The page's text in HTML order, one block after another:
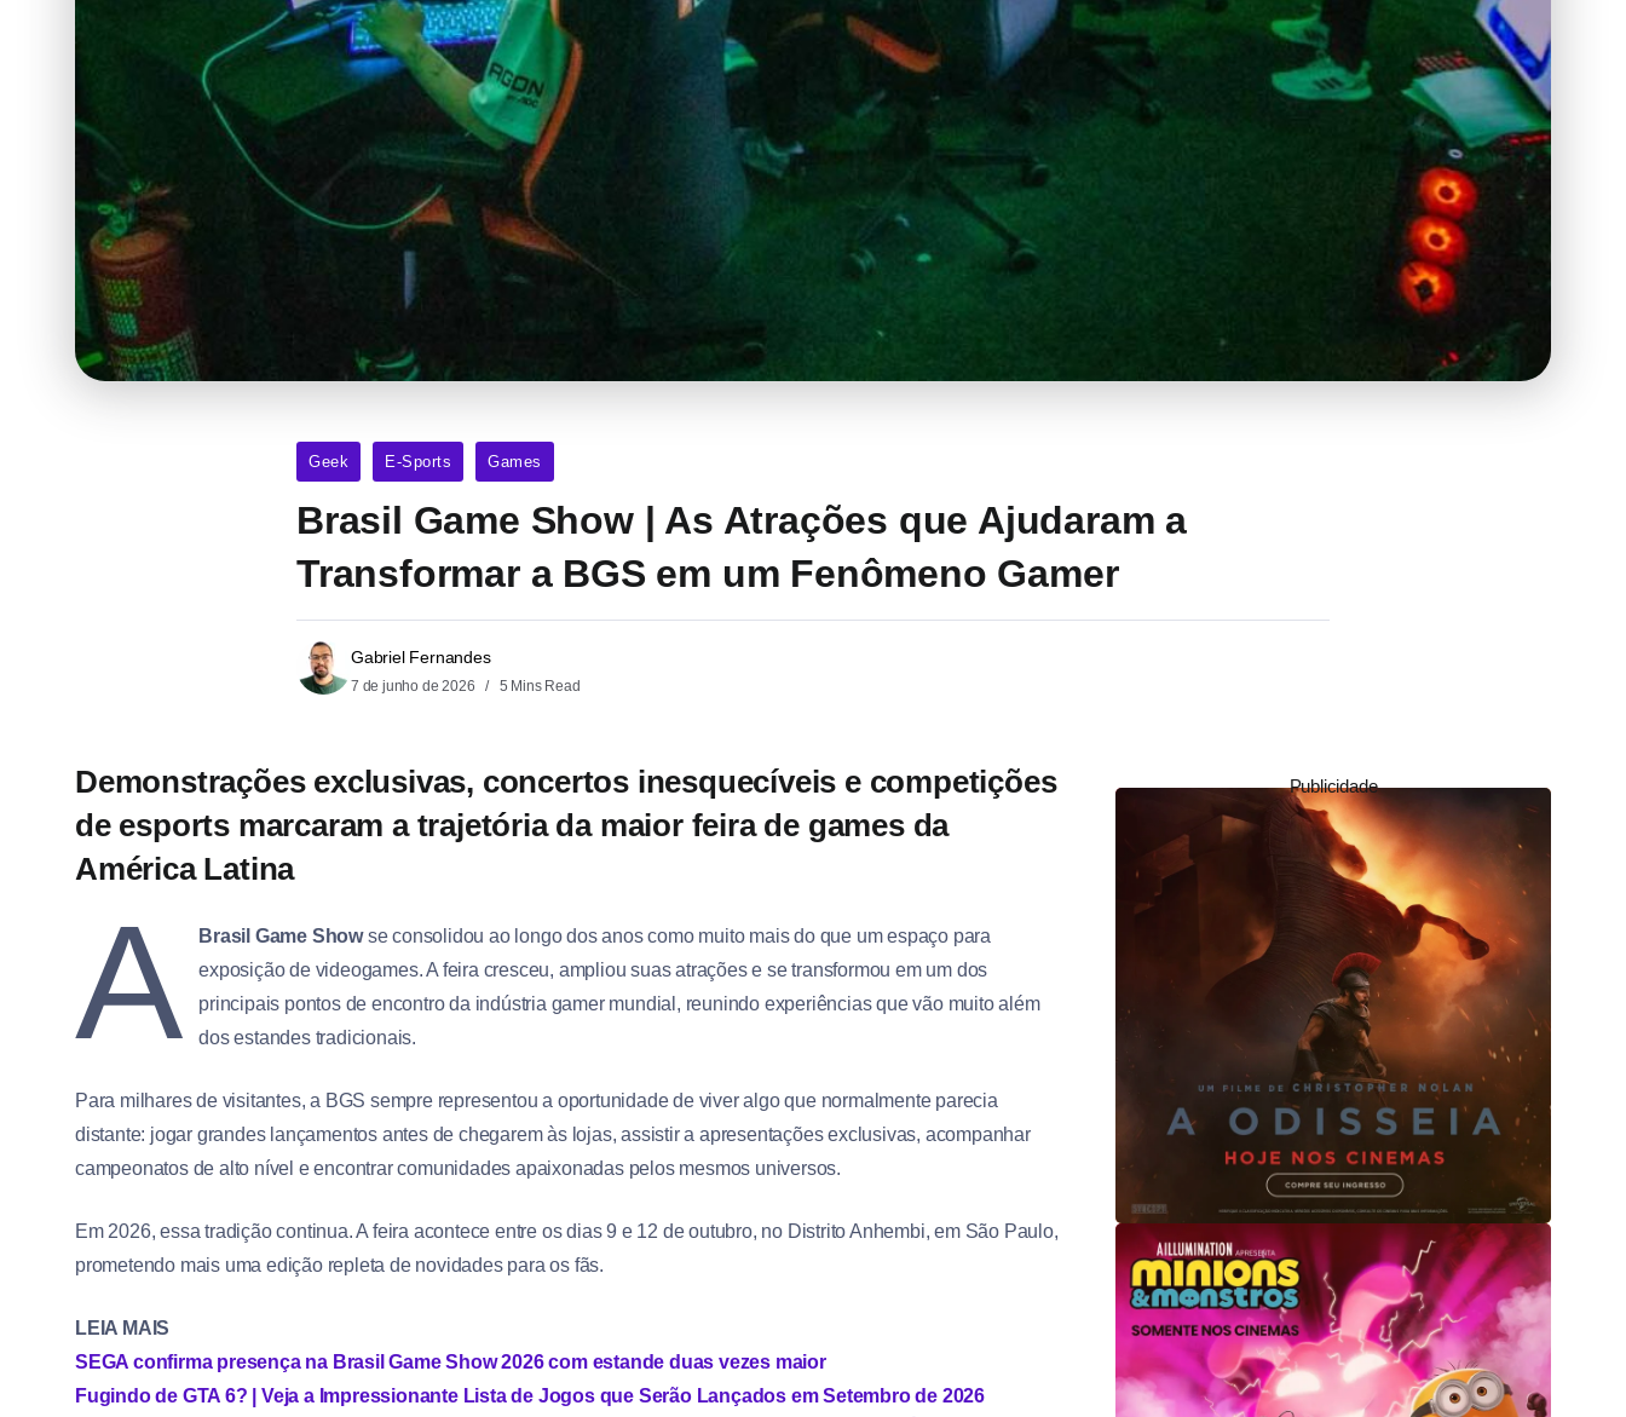
Geek E-Sports Games
Brasil Game Show | As Atrações que Ajudaram a
Transformar a BGS em um Fenômeno Gamer
Gabriel Fernandes
7 de junho de 2026 5 Mins Read
Demonstrações exclusivas, concertos inesquecíveis e competições
de esports marcaram a trajetória da maior feira de games da
América Latina
A Brasil Game Showse consolidou ao longo dos anos como muito mais do que um espaço para
exposição de videogames. A feira cresceu, ampliou suas atrações e se transformou em um dos
principais pontos de encontro da indústria gamer mundial, reunindo experiências que vão muito além
dos estandes tradicionais.
Para milhares de visitantes, a BGS sempre representou a oportunidade de viver algo que normalmente parecia
distante: jogar grandes lançamentos antes de chegarem às lojas, assistir a apresentações exclusivas, acompanhar
campeonatos de alto nível e encontrar comunidades apaixonadas pelos mesmos universos.
Em 2026, essa tradição continua. A feira acontece entre os dias 9 e 12 de outubro, no Distrito Anhembi, em São Paulo,
prometendo mais uma edição repleta de novidades para os fãs.
LEIA MAIS
SEGA confirma presença na Brasil Game Show 2026 com estande duas vezes maior
Fugindo de GTA 6? | Veja a Impressionante Lista de Jogos que Serão Lançados em Setembro de 2026
Publicidade